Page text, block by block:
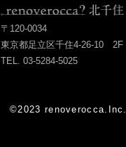
〒120-0034
東京都足立区千住4-26-10 2F
TEL. 03-5284-5025
©2023 renoverocca.Inc.